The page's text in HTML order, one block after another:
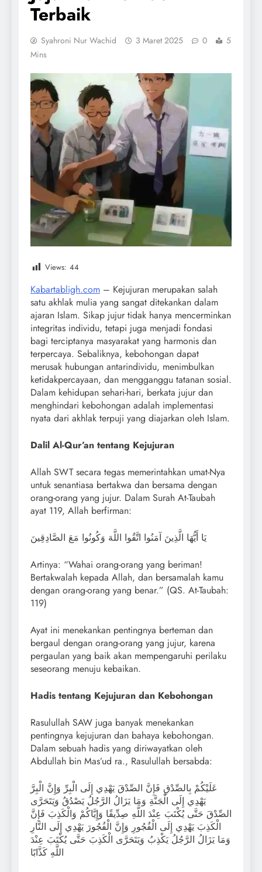
Terbaik
Syahroni Nur Wachid 3 Maret 2025 0
5
Mins
Views: 44
Kabartabligh.com – Kejujuran merupakan salah
satu akhlak mulia yang sangat ditekankan dalam
ajaran Islam. Sikap jujur tidak hanya mencerminkan
integritas individu, tetapi juga menjadi fondasi
bagi terciptanya masyarakat yang harmonis dan
terpercaya. Sebaliknya, kebohongan dapat
merusak hubungan antarindividu, menimbulkan
ketidakpercayaan, dan mengganggu tatanan sosial.
Dalam kehidupan sehari-hari, berkata jujur dan
menghindari kebohongan adalah implementasi
nyata dari akhlak terpuji yang diajarkan oleh Islam.
Dalil Al-Qur’an tentang Kejujuran
Allah SWT secara tegas memerintahkan umat-Nya
untuk senantiasa bertakwa dan bersama dengan
orang-orang yang jujur. Dalam Surah At-Taubah
ayat 119, Allah berfirman:
يَا أَيُّهَا الَّذِينَ آمَنُوا اتَّقُوا اللَّهَ وَكُونُوا مَعَ الصَّادِقِينَ
Artinya: “Wahai orang-orang yang beriman!
Bertakwalah kepada Allah, dan bersamalah kamu
dengan orang-orang yang benar.” (QS. At-Taubah:
119)
Ayat ini menekankan pentingnya berteman dan
bergaul dengan orang-orang yang jujur, karena
pergaulan yang baik akan mempengaruhi perilaku
seseorang menuju kebaikan.
Hadis tentang Kejujuran dan Kebohongan
Rasulullah SAW juga banyak menekankan
pentingnya kejujuran dan bahaya kebohongan.
Dalam sebuah hadis yang diriwayatkan oleh
Abdullah bin Mas’ud ra., Rasulullah bersabda:
عَلَيْكُمْ بِالصِّدْقِ فَإِنَّ الصِّدْقَ يَهْدِي إِلَى الْبِرِّ وَإِنَّ الْبِرَّ
يَهْدِي إِلَى الْجَنَّةِ وَمَا يَزَالُ الرَّجُلُ يَصْدُقُ وَيَتَحَرَّى
الصِّدْقَ حَتَّى يُكْتَبَ عِنْدَ اللَّهِ صِدِّيقًا وَإِيَّاكُمْ وَالْكَذِبَ فَإِنَّ
الْكَذِبَ يَهْدِي إِلَى الْفُجُورِ وَإِنَّ الْفُجُورَ يَهْدِي إِلَى النَّارِ
وَمَا يَزَالُ الرَّجُلُ يَكْذِبُ وَيَتَحَرَّى الْكَذِبَ حَتَّى يُكْتَبَ عِنْدَ
اللَّهِ كَذَّابًا